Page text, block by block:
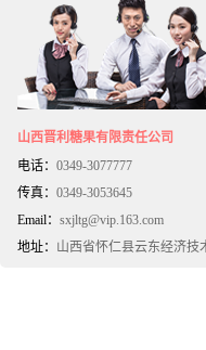
山西晋利糖果有限责任公司
电话： 0349-3077777
传真： 0349-3053645
Email： sxjltg@vip.163.com
地址： 山西省怀仁县云东经济技